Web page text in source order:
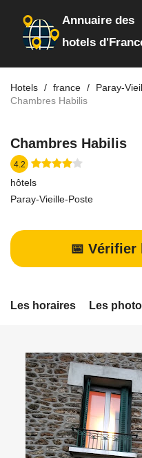
Annuaire des
hotels
Hotels france Paray-
Chambres Habilis
Chambres Habilis
4.2
hôtels
Paray-Vieille-Poste
📅
Les horaires Les